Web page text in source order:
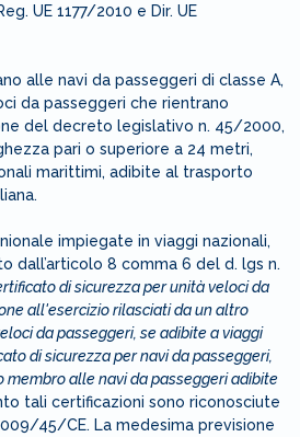
UE 1177/2010 e Dir. UE
alle navi da passeggeri di classe A,
da passeggeri che rientrano
del decreto legislativo n. 45/2000,
pari o superiore a 24 metri,
marittimi, adibite al trasporto
impiegate in viaggi nazionali,
dall’articolo 8 comma 6 del d. lgs n.
di sicurezza per unità veloci da
all'esercizio rilasciati da un altro
da passeggeri, se adibite a viaggi
di sicurezza per navi da passeggeri,
membro alle navi da passeggeri adibite
tali certificazioni sono riconosciute
45/CE. La medesima previsione